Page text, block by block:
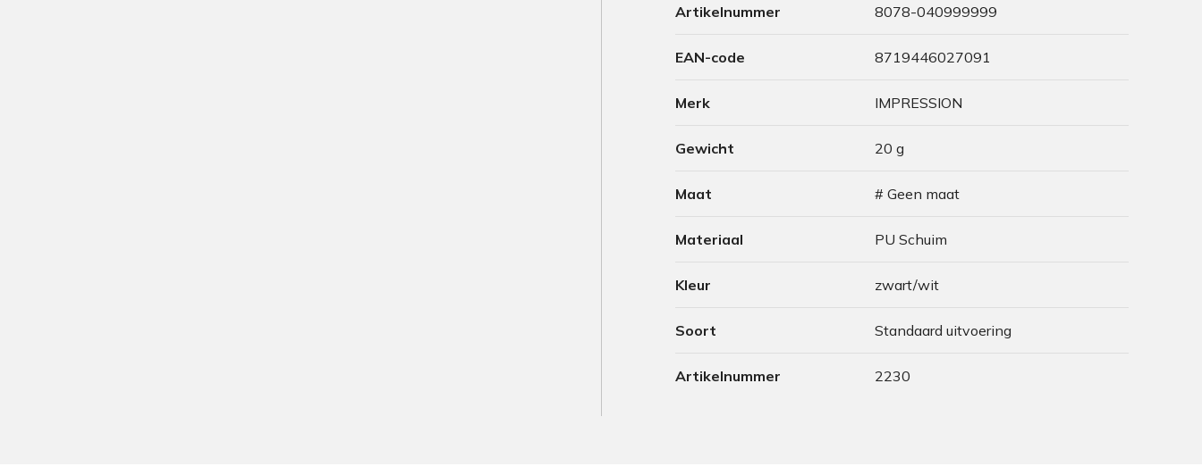
Artikelnummer 8078-040999999
EAN-code 8719446027091
Merk IMPRESSION
Gewicht 20 g
Maat # Geen maat
Materiaal PU Schuim
Kleur zwart/wit
Soort Standaard uitvoering
Artikelnummer 2230